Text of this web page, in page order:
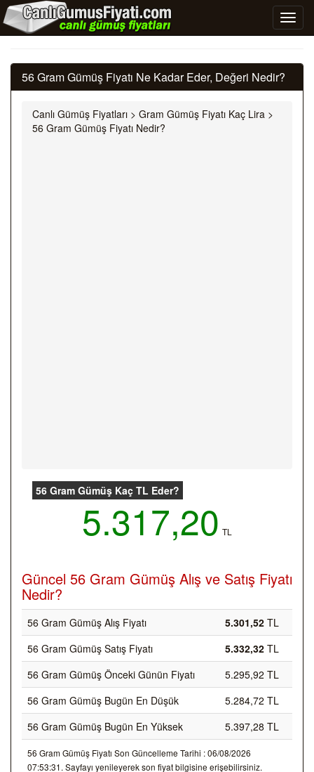
56 Gram Gümüş Fiyatı Ne Kadar Eder, Değeri Nedir?
Canlı Gümüş Fiyatları > Gram Gümüş Fiyatı Kaç Lira >
56 Gram Gümüş Fiyatı Nedir?
56 Gram Gümüş Kaç TL Eder?
5.317,20 TL
Güncel 56 Gram Gümüş Alış ve Satış Fiyatı
Nedir?
56 Gram Gümüş Alış Fiyatı 5.301,52 TL
56 Gram Gümüş Satış Fiyatı
5.332,32 TL
56 Gram Gümüş Önceki Günün Fiyatı
5.295,92 TL
56 Gram Gümüş Bugün En Düşük
5.284,72 TL
56 Gram Gümüş Bugün En Yüksek
5.397,28 TL
56 Gram Gümüş Fiyatı Son Güncelleme Tarihi : 06/08/2026
07:53:31. Sayfayı yenileyerek son fiyat bilgisine erişebilirsiniz.